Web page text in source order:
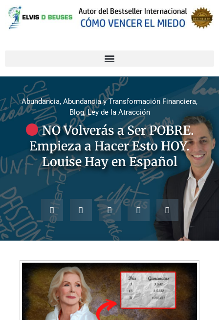
Abundancia, Abundancia y Transformación Financiera,
Blog,Ley de la Atracción
NO Volverás a Ser POBRE.
Empieza a Hacer Esto HOY.
Louise Hay en Español